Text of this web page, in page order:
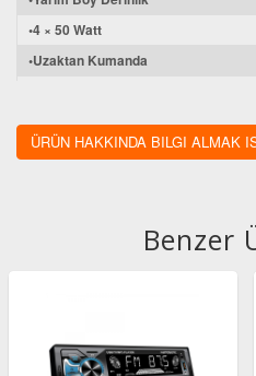
•4 × 50 Watt
•Uzaktan Kumanda
ÜRÜN HAKKINDA BILGI ALMAK
Benzer